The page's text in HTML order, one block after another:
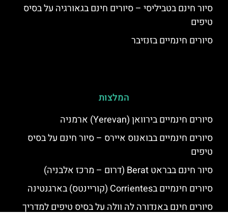
סיור חינם בטביליסי – סיורים חינם בגאורגיה על בסיס
טיפים
סיורים חינמיים בזנזיבר
המלצות
סיורים חינמיים בירוואן (Yerevan) ארמניה
סיורים חינמיים בבואנוס איירס – סיור חינם על בסיס
טיפים
סיור חינם בבראט Berat (דרום – מרכז אלבניה)
סיורים חינמיים בCorrientes (קוריינטס) בארגנטינה
סיורים חינם באנדורה לה וולה על בסיס טיפים למדריך